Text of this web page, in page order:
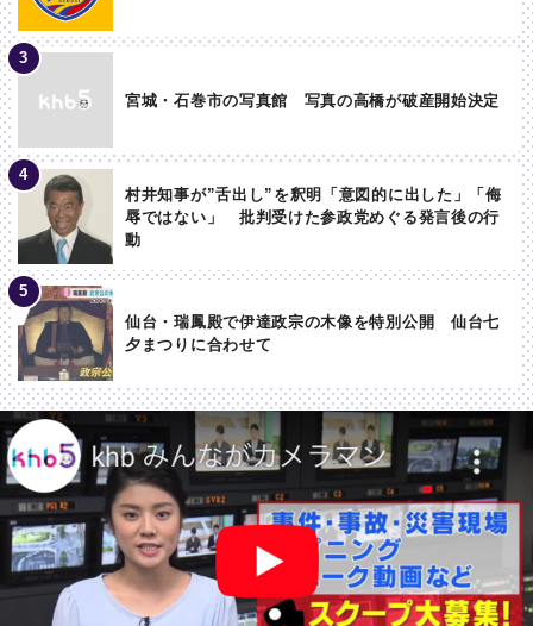
宮城・石巻市の写真館 写真の高橋が破産開始決定
村井知事が”舌出し”を釈明「意図的に出した」「侮
辱ではない」 批判受けた参政党めぐる発言後の行
動
仙台・瑞鳳殿で伊達政宗の木像を特別公開 仙台七
夕まつりに合わせて